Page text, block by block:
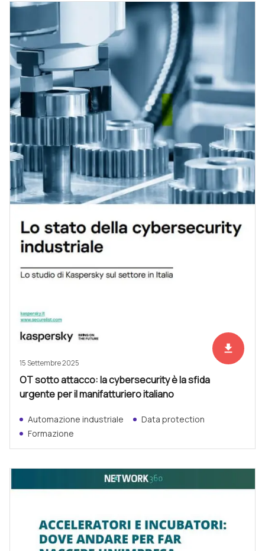
Scarica
file_download
15 Settembre 2025
OT sotto attacco: la cybersecurity è la sfida
urgente per il manifatturiero italiano
Automazione industriale
Data protection
Formazione